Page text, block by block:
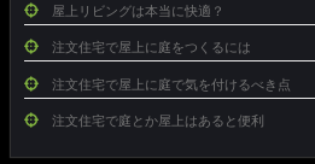
屋上リビングは本当に快適？
注文住宅で屋上に庭をつくるには
注文住宅で屋上に庭で気を付けるべき点
注文住宅で庭とか屋上はあると便利